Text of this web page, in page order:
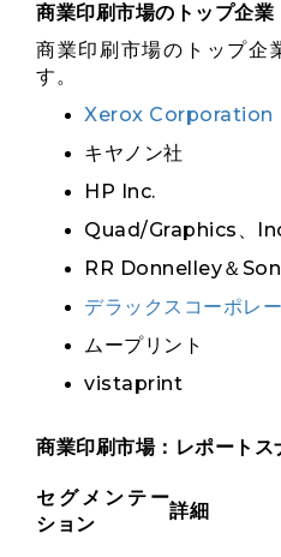
商業印刷市場のトップ企業
商業印刷市場のトップ企
す。
Xerox Corporation
キヤノン社
HP Inc.
Quad/Graphics、
RR Donnelley＆
デラックスコーポレ
ムープリント
vistaprint
商業印刷市場：レポートス
セグメンテー
ション
詳細